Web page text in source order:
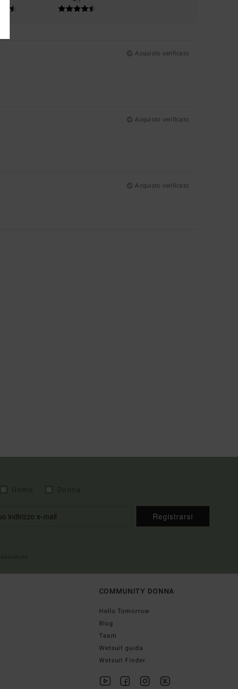
Acquisto verificato
Acquisto verificato
Acquisto verificato
Registrarsi
COMMUNITY DONNA
Hello Tomorrow
Blog
Team
Wetsuit guida
Wetsuit Finder